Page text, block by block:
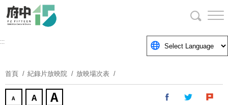
要
塊
:::
首頁 紀錄片放映院 放映場次表